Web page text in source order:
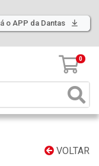
o APP da Dantas
0
VOLTAR